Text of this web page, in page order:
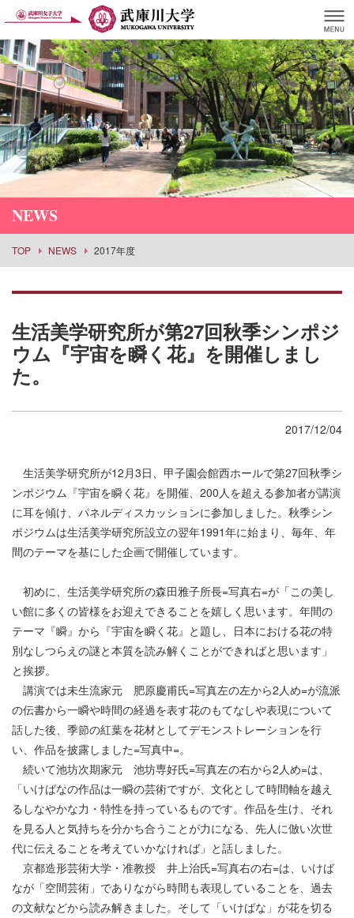
NEWS
TOP NEWS 2017年度
生活美学研究所が第27回秋季シンポジ
ウム『宇宙を瞬く花』を開催しまし
た。
2017/12/04
生活美学研究所が12月3日、甲子園会館西ホールで第27回秋季シ
ンポジウム『宇宙を瞬く花』を開催、200人を超える参加者が講演
に耳を傾け、パネルディスカッションに参加しました。秋季シン
ポジウムは生活美学研究所設立の翌年1991年に始まり、毎年、年
間のテーマを基にした企画で開催しています。
初めに、生活美学研究所の森田雅子所長=写真右=が「この美し
い館に多くの皆様をお迎えできることを嬉しく思います。年間の
テーマ『瞬』から『宇宙を瞬く花』と題し、日本における花の特
別なしつらえの謎と本質を読み解くことができればと思います」
と挨拶。
講演では未生流家元 肥原慶甫氏=写真左の左から2人め=が流派
の伝書から一瞬や時間の経過を表す花のもてなしや表現について
話した後、季節の紅葉を花材としてデモンストレーションを行
い、作品を披露しました=写真中=。
続いて池坊次期家元 池坊専好氏=写真左の右から2人め=は、
「いけばなの作品は一瞬の芸術ですが、文化として時間軸を越え
るしなやかな力・特性を持っているものです。作品を生け、それ
を見る人と気持ちを分かち合うことが力になる、先人に倣い次世
代に伝えることを考えていかなければ」と話しました。
京都造形芸術大学・准教授 井上治氏=写真右の右=は、いけば
なが「空間芸術」でありながら時間も表現していることを、過去
の文献などから読み解きました。そして「いけばな」が花を切る